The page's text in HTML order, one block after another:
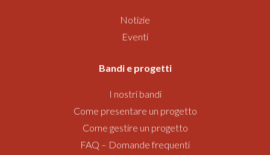
Notizie
Eventi
Bandi e progetti
I nostri bandi
Come presentare un progetto
Come gestire un progetto
FAQ – Domande frequenti